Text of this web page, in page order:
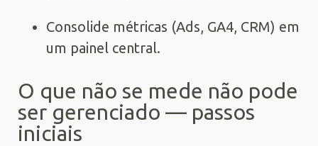
Consolide métricas (Ads, GA4, CRM) em
um painel central.
O que não se mede não pode
ser gerenciado — passos
iniciais